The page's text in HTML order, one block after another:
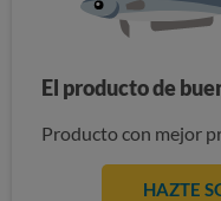
El producto de
Producto con mejor
HAZTE